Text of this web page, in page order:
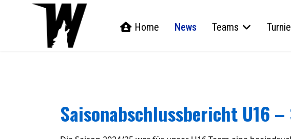
Home News Teams
Saisonabschlussbericht U16